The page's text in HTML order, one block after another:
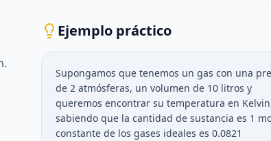
Ejemplo práctico
Supongamos que tenemos un gas con una
de 2 atmósferas, un volumen de 10 litros y
queremos encontrar su temperatura en
sabiendo que la cantidad de sustancia es 1
constante de los gases ideales es 0.0821